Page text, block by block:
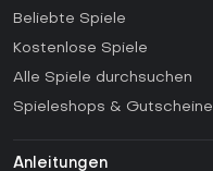
Beliebte Spiele
Kostenlose Spiele
Alle Spiele durchsuchen
Spieleshops & Gutscheine
Anleitungen